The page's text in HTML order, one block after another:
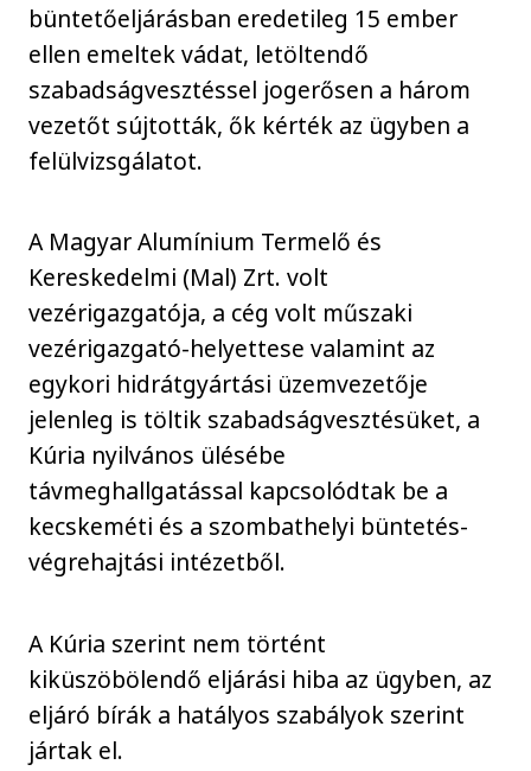
büntetőeljárásban eredetileg 15 ember
ellen emeltek vádat, letöltendő
szabadságvesztéssel jogerősen a három
vezetőt sújtották, ők kérték az ügyben a
felülvizsgálatot.
A Magyar Alumínium Termelő és
Kereskedelmi (Mal) Zrt. volt
vezérigazgatója, a cég volt műszaki
vezérigazgató-helyettese valamint az
egykori hidrátgyártási üzemvezetője
jelenleg is töltik szabadságvesztésüket, a
Kúria nyilvános ülésébe
távmeghallgatással kapcsolódtak be a
kecskeméti és a szombathelyi büntetés-
végrehajtási intézetből.
A Kúria szerint nem történt
kiküszöbölendő eljárási hiba az ügyben, az
eljáró bírák a hatályos szabályok szerint
jártak el.